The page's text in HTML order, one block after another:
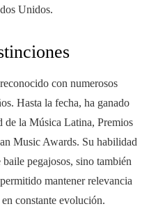
Unidos.
con numerosos
Hasta la fecha, ha ganado
la Música Latina, Premios
Music Awards. Su habilidad
pegajosos, sino también
mantener relevancia
constante evolución.